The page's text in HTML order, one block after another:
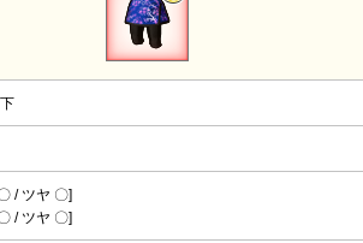
/ ツヤ 〇]
/ ツヤ 〇]